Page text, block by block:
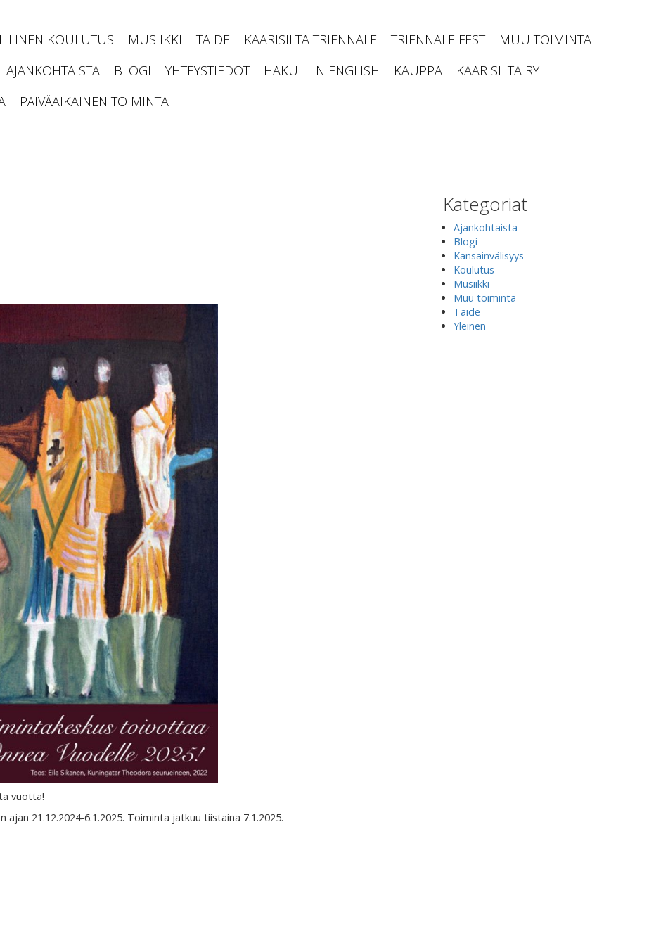
KOULUTUS MUSIIKKI TAIDE KAARISILTA TRIENNALE TRIENNALE FEST
MUU TOIMINTA
AJANKOHTAISTA BLOGI YHTEYSTIEDOT HAKU IN ENGLISH KAUPPA
KAARISILTA RY
PÄIVÄAIKAINEN TOIMINTA
vuotta!
21.12.2024-6.1.2025. Toiminta jatkuu tiistaina 7.1.2025.
Kategoriat
Ajankohtaista
Blogi
Kansainvälisyys
Koulutus
Musiikki
Muu toiminta
Taide
Yleinen